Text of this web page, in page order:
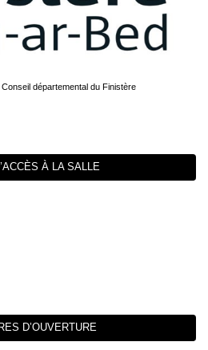
départemental du Finistère
À LA SALLE
D’OUVERTURE